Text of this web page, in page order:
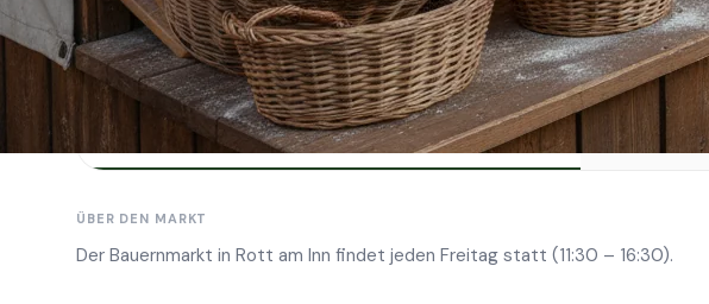
Über den Markt
ÜBER DEN MARKT
Der Bauernmarkt in Rott am Inn findet jeden Freitag statt (11:30 – 16:30).